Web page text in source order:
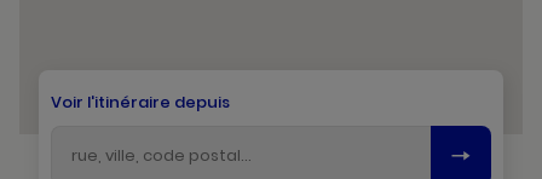
Voir l'itinéraire depuis